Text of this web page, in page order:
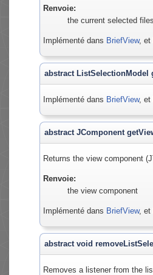
Renvoie:
the current selected files.
Implémenté dans BriefView, et
abstract ListSelectionModel
Implémenté dans BriefView, et
abstract JComponent
Returns the view component
Renvoie:
the view component
Implémenté dans BriefView, et
abstract void
Removes a listener from the